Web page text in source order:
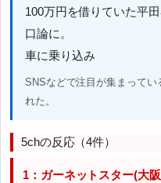
100万円を借りていた平
口論に。
車に乗り込み
SNSなどで注目が集まってい
れた。
5chの反応（4件）
1：ガーネットスター(大